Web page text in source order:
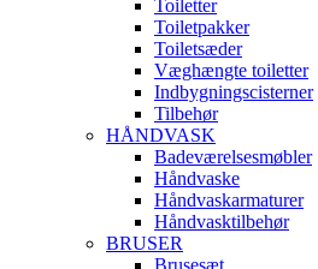
Toiletter
Toiletpakker
Toiletsæder
Væghængte toiletter
Indbygningscisterner
Tilbehør
HÅNDVASK
Badeværelsesmøbler
Håndvaske
Håndvaskarmaturer
Håndvasktilbehør
BRUSER
Brusesæt